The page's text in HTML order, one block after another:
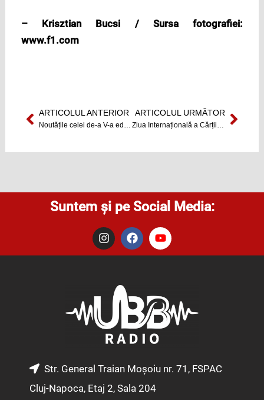
– Krisztian Bucsi / Sursa fotografiei:
www.f1.com
Prev
ARTICOLUL ANTERIOR
Noutățile celei de-a V-a ediții UBB Fest, care are loc în perioada 6-11 mai
ARTICOLUL URMĂTOR
Ziua Internațională a Cărții la Grădina BotanicăNext
Suntem și pe Social Media:
I
n
s
m
F
a
c
o
k
Y
o
u
e
Str. General Traian Moșoiu nr. 71, FSPAC
Cluj-Napoca, Etaj 2, Sala 204